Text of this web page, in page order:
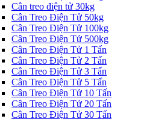
Cân treo điện tử 30kg
Cân Treo Điện Tử 50kg
Cân Treo Điện Tử 100kg
Cân Treo Điện Tử 500kg
Cân Treo Điện Tử 1 Tấn
Cân Treo Điện Tử 2 Tấn
Cân Treo Điện Tử 3 Tấn
Cân Treo Điện Tử 5 Tấn
Cân Treo Điện Tử 10 Tấn
Cân Treo Điện Tử 20 Tấn
Cân Treo Điện Tử 30 Tấn